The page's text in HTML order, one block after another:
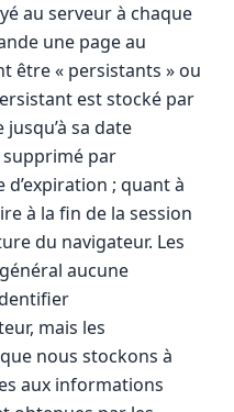
au serveur à chaque
une page au
être « persistants » ou
est stocké par
sa date
supprimé par
; quant à
à la fin de la session
du navigateur. Les
aucune
mais les
nous stockons à
aux informations